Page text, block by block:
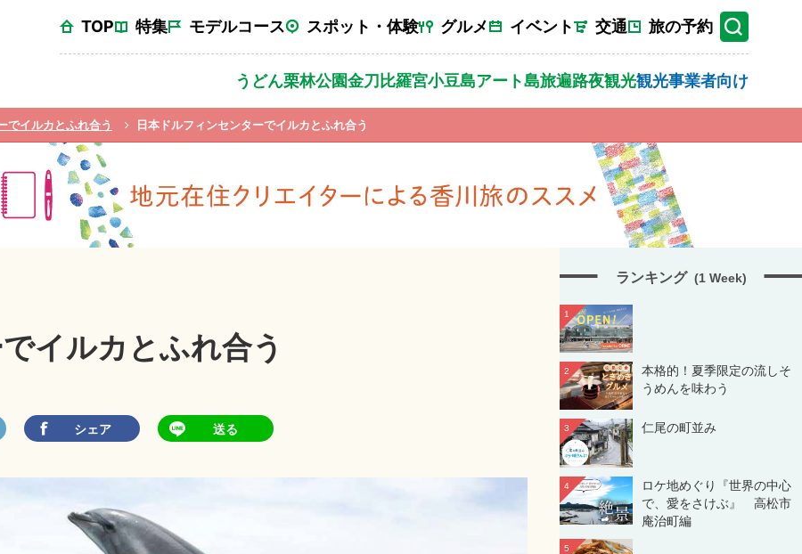
TOP 特集 モデルコース スポット・体験 グルメ イベント 交通 旅の予約
うどん栗林公園金刀比羅宮小豆島アート島旅遍路夜観光観光事業者向け
でイルカとふれ合う 日本ドルフィンセンターでイルカとふれ合う
イルカとふれ合う
ランキング (1 Week)
1
2
本格的！夏季限定の流しそ
うめんを味わう
3 仁尾の町並み
4
ロケ地めぐり『世界の中心
で、愛をさけぶ』 高松市
庵治町編
5